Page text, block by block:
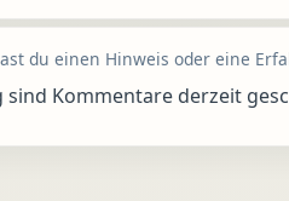
du einen Hinweis oder eine
sind Kommentare derzeit